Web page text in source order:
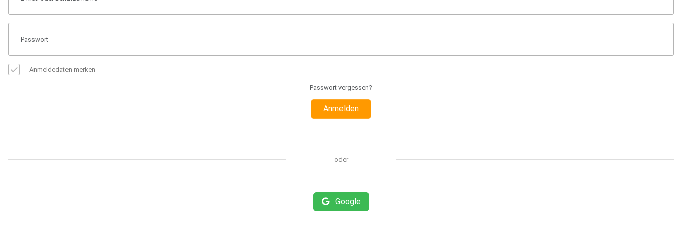
Anmeldedaten merken
Passwort vergessen?
Anmelden
oder
Google